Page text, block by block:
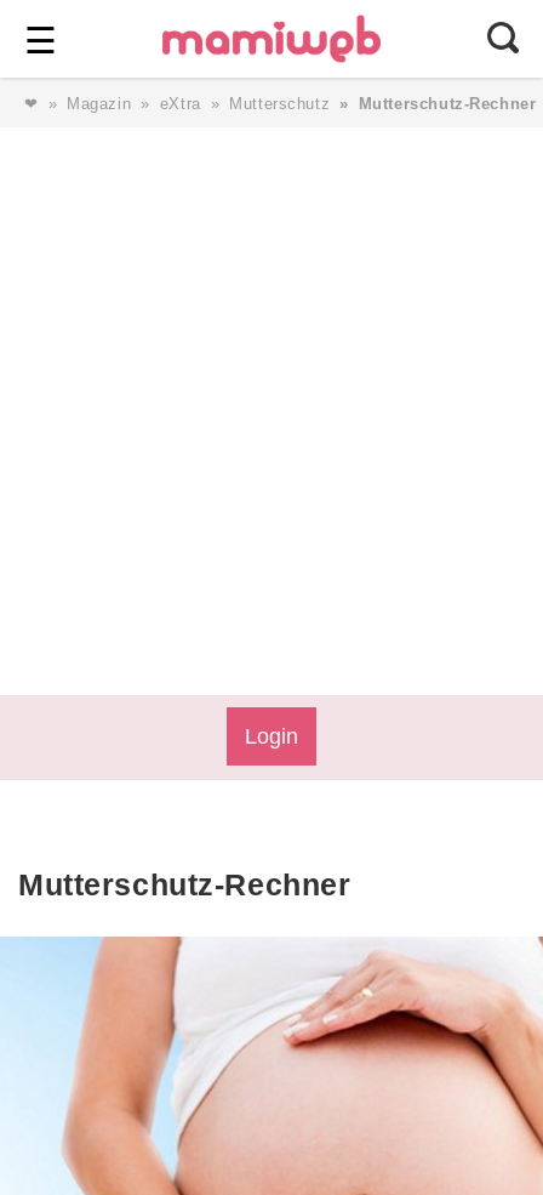
☰ ⎯ Wir lieben Familie ⎯
❤ Magazin eXtra Mutterschutz Mutterschutz-Rechner
Login
Mutterschutz-Rechner